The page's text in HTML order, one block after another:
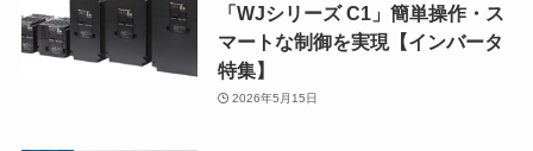
「WJシリーズ C1」簡単操作・ス
マートな制御を実現【インバータ
特集】
2026年5月15日